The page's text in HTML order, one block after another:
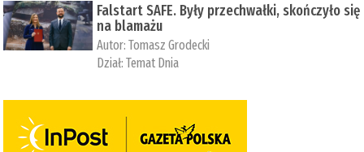
Falstart SAFE. Były przechwałki, skończyło się
na blamażu
Autor:Tomasz Grodecki
Dział:Temat Dnia